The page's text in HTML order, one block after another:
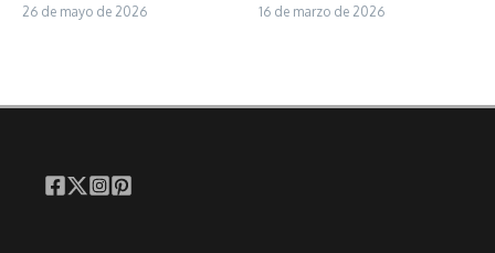
26 de mayo de 2026 16 de marzo de 2026